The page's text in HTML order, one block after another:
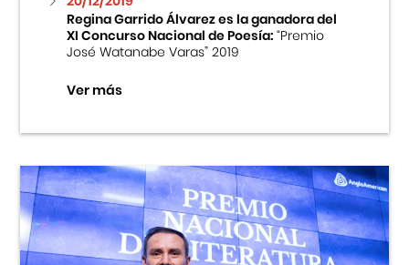
Teatro Peruano Japonés
Regina Garrido Álvarez es la ganadora del
XI Concurso Nacional de Poesía:“Premio
José Watanabe Varas” 2019
Ver más